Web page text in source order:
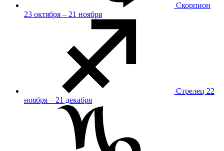
Скорпион
23 октября – 21 ноября
Стрелец 22
ноября – 21 декабря